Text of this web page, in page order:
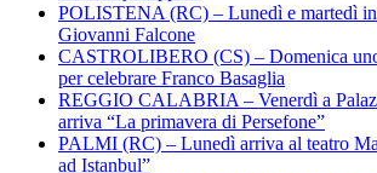
POLISTENA (RC) – Lunedì e martedì in
Giovanni Falcone
CASTROLIBERO (CS) – Domenica
per celebrare Franco Basaglia
REGGIO CALABRIA – Venerdì a
arriva “La primavera di Persefone”
PALMI (RC) – Lunedì arriva al teatro
ad Istanbul”